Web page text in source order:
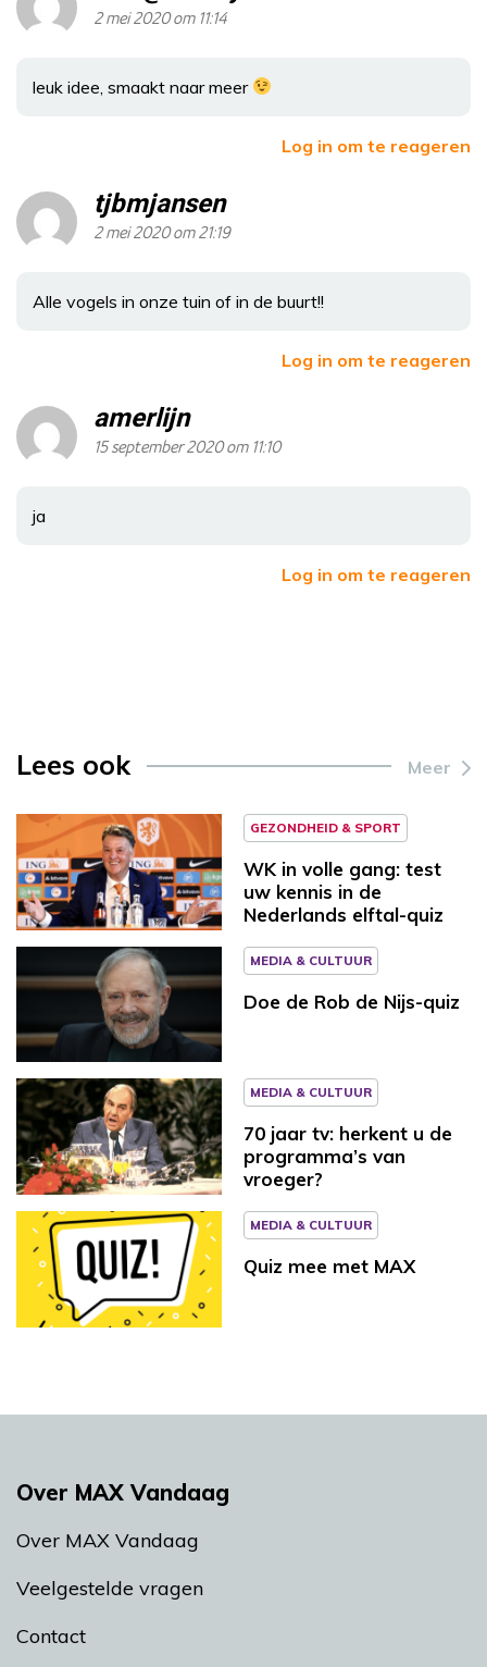
2 mei 2020 om 11:14
leuk idee, smaakt naar meer
Log in om te reageren
tjbmjansen
2 mei 2020 om 21:19
Alle vogels in onze tuin of in de buurt!!
Log in om te reageren
amerlijn
15 september 2020 om 11:10
ja
Log in om te reageren
Lees ook Meer
GEZONDHEID & SPORT
WK in volle gang: test
uw kennis in de
Nederlands elftal-quiz
MEDIA & CULTUUR
Doe de Rob de Nijs-quiz
MEDIA & CULTUUR
70 jaar tv: herkent u de
programma’s van
vroeger?
MEDIA & CULTUUR
Quiz mee met MAX
Over MAX Vandaag
Over MAX Vandaag
Veelgestelde vragen
Contact